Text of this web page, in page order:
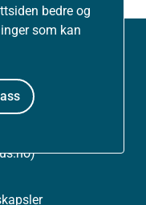
bedre og
som kan